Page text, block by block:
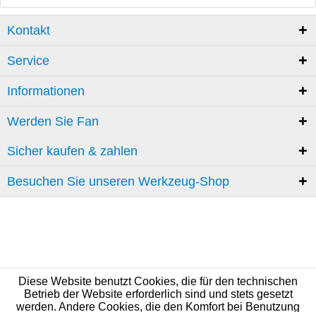
Kontakt
Service
Informationen
Werden Sie Fan
Sicher kaufen & zahlen
Besuchen Sie unseren Werkzeug-Shop
Diese Website benutzt Cookies, die für den technischen
Betrieb der Website erforderlich sind und stets gesetzt
werden. Andere Cookies, die den Komfort bei Benutzung